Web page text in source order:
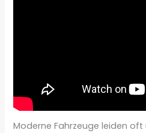
Moderne Fahrzeuge leiden